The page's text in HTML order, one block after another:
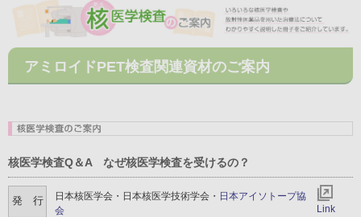
アミロイドPET検査関連資材のご案内
核医学検査Q＆A なぜ核医学検査を受けるの？
発 行 日本核医学会・日本核医学技術学会・ 日本アイソトープ協
会
Link